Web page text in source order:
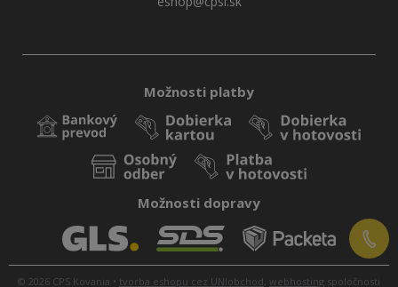
Možnosti platby
Možnosti dopravy
© 2026 CPS Kovania • tvorba eshopu cez UNIobchod, webhosting spoločnosti